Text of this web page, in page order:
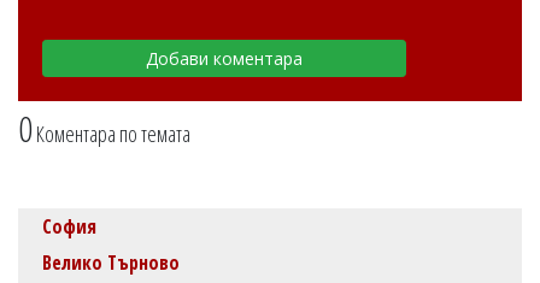
0Коментара по темата
София
Велико Търново